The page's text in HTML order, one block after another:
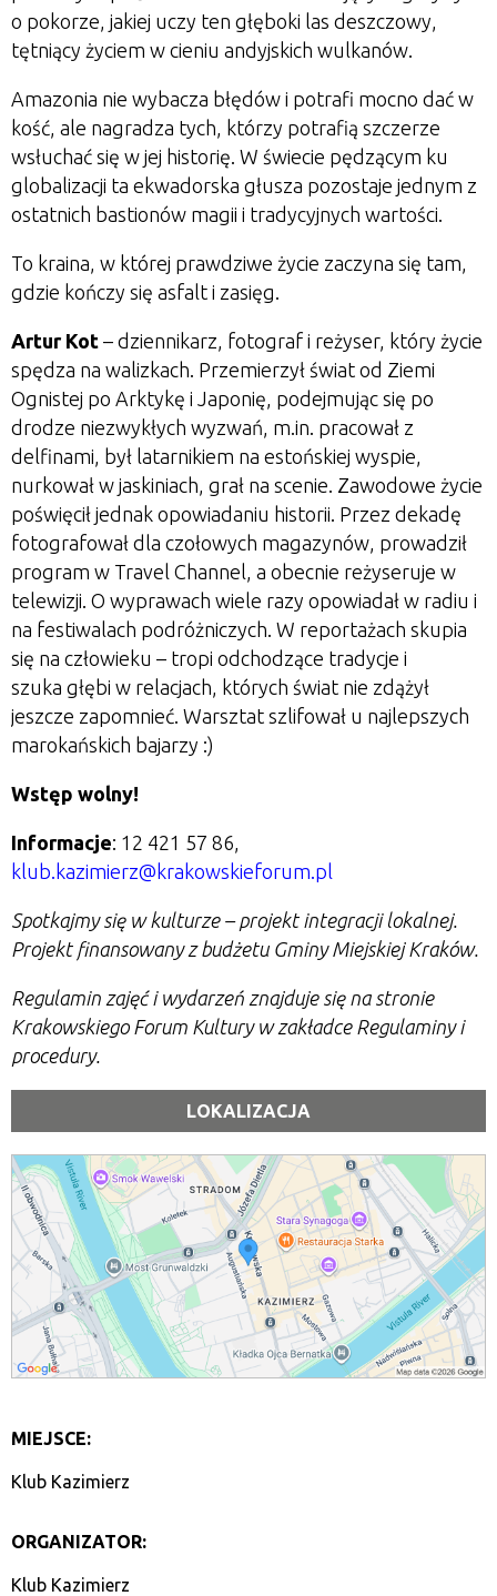
o pokorze, jakiej uczy ten głęboki las deszczowy,
tętniący życiem w cieniu andyjskich wulkanów.
Amazonia nie wybacza błędów i potrafi mocno dać w
kość, ale nagradza tych, którzy potrafią szczerze
wsłuchać się w jej historię. W świecie pędzącym ku
globalizacji ta ekwadorska głusza pozostaje jednym z
ostatnich bastionów magii i tradycyjnych wartości.
To kraina, w której prawdziwe życie zaczyna się tam,
gdzie kończy się asfalt i zasięg.
Artur Kot – dziennikarz, fotograf i reżyser, który życie
spędza na walizkach. Przemierzył świat od Ziemi
Ognistej po Arktykę i Japonię, podejmując się po
drodze niezwykłych wyzwań, m.in. pracował z
delfinami, był latarnikiem na estońskiej wyspie,
nurkował w jaskiniach, grał na scenie. Zawodowe życie
poświęcił jednak opowiadaniu historii. Przez dekadę
fotografował dla czołowych magazynów, prowadził
program w Travel Channel, a obecnie reżyseruje w
telewizji. O wyprawach wiele razy opowiadał w radiu i
na festiwalach podróżniczych. W reportażach skupia
się na człowieku – tropi odchodzące tradycje i
szuka głębi w relacjach, których świat nie zdążył
jeszcze zapomnieć. Warsztat szlifował u najlepszych
marokańskich bajarzy :)
Wstęp wolny!
Informacje: 12 421 57 86,
klub.kazimierz@krakowskieforum.pl
Spotkajmy się w kulturze – projekt integracji lokalnej.
Projekt finansowany z budżetu Gminy Miejskiej Kraków.
Regulamin zajęć i wydarzeń znajduje się na stronie
Krakowskiego Forum Kultury w zakładce Regulaminy i
procedury.
LOKALIZACJA
MIEJSCE:
Klub Kazimierz
ORGANIZATOR:
Klub Kazimierz